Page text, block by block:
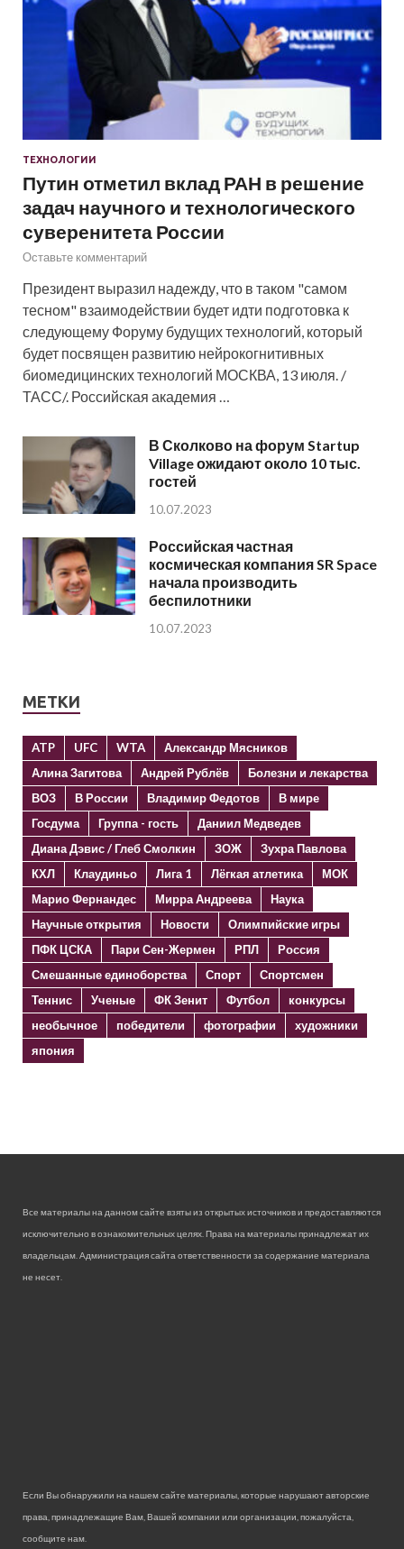
ТЕХНОЛОГИИ
Путин отметил вклад РАН в решение
задач научного и технологического
суверенитета России
Оставьте комментарий
Президент выразил надежду, что в таком "самом
тесном" взаимодействии будет идти подготовка к
следующему Форуму будущих технологий, который
будет посвящен развитию нейрокогнитивных
биомедицинских технологий МОСКВА, 13 июля. /
ТАСС/. Российская академия …
В Сколково на форум Startup
Village ожидают около 10 тыс.
гостей
10.07.2023
Российская частная
космическая компания SR Space
начала производить
беспилотники
10.07.2023
МЕТКИ
ATP UFC WTA
Александр Мясников
Алина Загитова
Андрей Рублёв
Болезни и лекарства
ВОЗ
В России Владимир Федотов
В мире
Госдума
Группа - гость
Даниил Медведев
Диана Дэвис / Глеб Смолкин
ЗОЖ
Зухра Павлова
КХЛ
Клаудиньо Лига 1 Лёгкая атлетика
МОК
Марио Фернандес
Мирра Андреева
Наука
Научные открытия
Новости
Олимпийские игры
ПФК ЦСКА
Пари Сен-Жермен РПЛ
Россия
Смешанные единоборства
Спорт
Спортсмен
Теннис
Ученые ФК Зенит Футбол
конкурсы
необычное
победители фотографии
художники
япония
Все материалы на данном сайте взяты из открытых источников и предоставляются
исключительно в ознакомительных целях. Права на материалы принадлежат их
владельцам. Администрация сайта ответственности за содержание материала
не несет.
Если Вы обнаружили на нашем сайте материалы, которые нарушают авторские
права, принадлежащие Вам, Вашей компании или организации, пожалуйста,
сообщите нам.